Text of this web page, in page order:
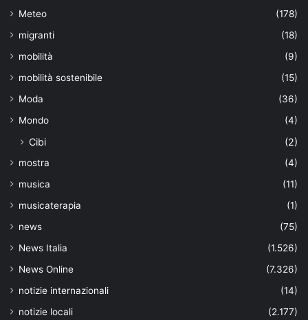
Meteo
(178)
migranti
(18)
mobilità
(9)
mobilità sostenibile
(15)
Moda
(36)
Mondo
(4)
Cibi (2)
mostra
(4)
musica
(11)
musicaterapia
(1)
news
(75)
News Italia
(1.526)
News Online
(7.326)
notizie internazionali
(14)
notizie locali
(2.177)